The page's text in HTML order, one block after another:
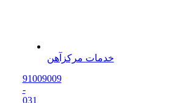
خدمات مرکزآهن
91009009
-
031